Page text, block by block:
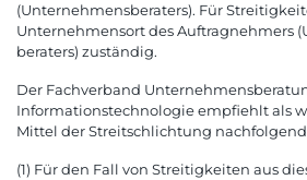
(Unternehmensberaters). Für
Unternehmensort des Auftragnehmers
beraters) zuständig.
Der Fachverband
Informationstechnologie empfiehlt als
Mittel der Streitschlichtung
(1) Für den Fall von Streitigkeiten aus